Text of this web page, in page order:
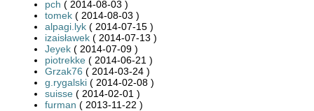
pch ( 2014-08-03 )
tomek ( 2014-08-03 )
alpagi.lyk ( 2014-07-15 )
izaisławek ( 2014-07-13 )
Jeyek ( 2014-07-09 )
piotrekke ( 2014-06-21 )
Grzak76 ( 2014-03-24 )
g.rygalski ( 2014-02-08 )
suisse ( 2014-02-01 )
furman ( 2013-11-22 )